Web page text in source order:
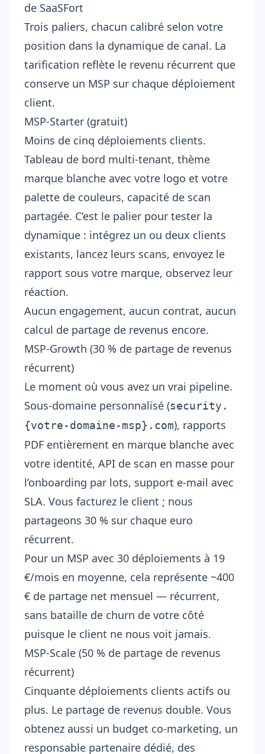
de SaaSFort
Trois paliers, chacun calibré selon votre
position dans la dynamique de canal. La
tarification reflète le revenu récurrent que
conserve un MSP sur chaque déploiement
client.
MSP-Starter (gratuit)
Moins de cinq déploiements clients.
Tableau de bord multi-tenant, thème
marque blanche avec votre logo et votre
palette de couleurs, capacité de scan
partagée. C’est le palier pour tester la
dynamique : intégrez un ou deux clients
existants, lancez leurs scans, envoyez le
rapport sous votre marque, observez leur
réaction.
Aucun engagement, aucun contrat, aucun
calcul de partage de revenus encore.
MSP-Growth (30 % de partage de revenus
récurrent)
Le moment où vous avez un vrai pipeline.
Sous-domaine personnalisé (security.
{votre-domaine-msp}.com), rapports
PDF entièrement en marque blanche avec
votre identité, API de scan en masse pour
l’onboarding par lots, support e-mail avec
SLA. Vous facturez le client ; nous
partageons 30 % sur chaque euro
récurrent.
Pour un MSP avec 30 déploiements à 19
€/mois en moyenne, cela représente ~400
€ de partage net mensuel — récurrent,
sans bataille de churn de votre côté
puisque le client ne nous voit jamais.
MSP-Scale (50 % de partage de revenus
récurrent)
Cinquante déploiements clients actifs ou
plus. Le partage de revenus double. Vous
obtenez aussi un budget co-marketing, un
responsable partenaire dédié, des